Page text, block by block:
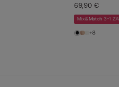
69,90 €
Mix&Match 3+1
+8